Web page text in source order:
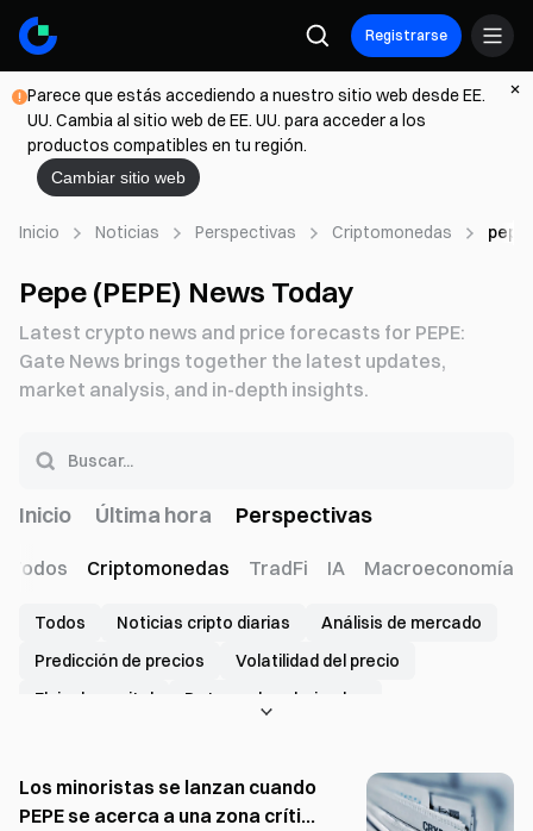
Registrarse
Parece que estás accediendo a nuestro sitio web desde EE.
UU. Cambia al sitio web de EE. UU. para acceder a los
productos compatibles en tu región.
Cambiar sitio web
Inicio Noticias Perspectivas Criptomonedas
Pepe (PEPE) News Today
Latest crypto news and price forecasts for PEPE:
Gate News brings together the latest updates,
market analysis, and in-depth insights.
Inicio Última hora Perspectivas
Todos Criptomonedas TradFi IA Macroeconomía
Todos Noticias cripto diarias
Análisis de mercado
Predicción de precios
Volatilidad del precio
Flujo de capital
Datos sobre derivados
Avance del proyecto
Eventos del token
Asociaciones y ecosistema
Riesgo de exchange
Los minoristas se lanzan cuando
PEPE se acerca a una zona crítica